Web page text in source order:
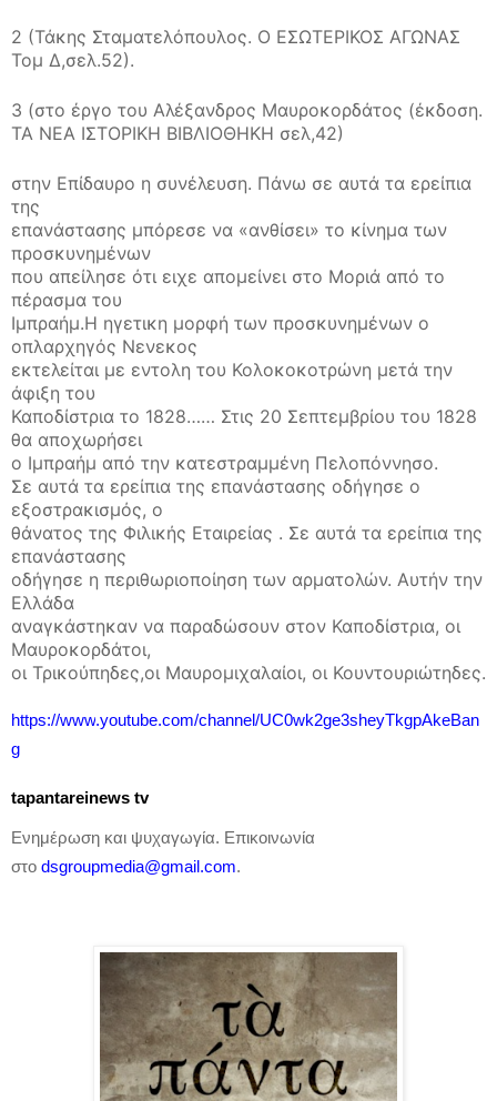
2 (Τάκης Σταματελόπουλος. Ο ΕΣΩΤΕΡΙΚΟΣ ΑΓΩΝΑΣ
Τομ Δ,σελ.52).
3 (στο έργο του Αλέξανδρος Μαυροκορδάτος (έκδοση.
ΤΑ ΝΕΑ ΙΣΤΟΡΙΚΗ ΒΙΒΛΙΟΘΗΚΗ σελ,42)
στην Επίδαυρο η συνέλευση. Πάνω σε αυτά τα ερείπια
της
επανάστασης μπόρεσε να «ανθίσει» το κίνημα των
προσκυνημένων
που απείλησε ότι ειχε απομείνει στο Μοριά από το
πέρασμα του
Ιμπραήμ.Η ηγετικη μορφή των προσκυνημένων ο
οπλαρχηγός Νενεκος
εκτελείται με εντολη του Κολοκοκοτρώνη μετά την
άφιξη του
Καποδίστρια το 1828…… Στις 20 Σεπτεμβρίου του 1828
θα αποχωρήσει
ο Ιμπραήμ από την κατεστραμμένη Πελοπόννησο.
Σε αυτά τα ερείπια της επανάστασης οδήγησε ο
εξοστρακισμός, ο
θάνατος της Φιλικής Εταιρείας . Σε αυτά τα ερείπια της
επανάστασης
οδήγησε η περιθωριοποίηση των αρματολών. Αυτήν την
Ελλάδα
αναγκάστηκαν να παραδώσουν στον Καποδίστρια, οι
Μαυροκορδάτοι,
οι Τρικούπηδες,οι Μαυρομιχαλαίοι, οι Κουντουριώτηδες.
https://www.youtube.com/channel/UC0wk2ge3sheyTkgpAkeBan
g
tapantareinews tv
Ενημέρωση και ψυχαγωγία. Επικοινωνία
στο dsgroupmedia@gmail.com.